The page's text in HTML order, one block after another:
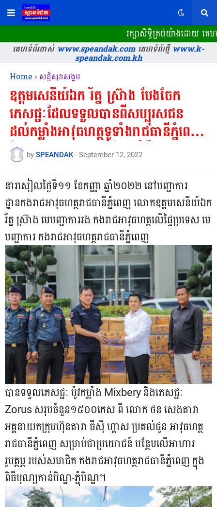
រក្សាសិទ្ធិគ្រប់យ៉ាងដោយ គេ
គេហទំព័រចាស់www.speandak.comគេហទំព័រថ្មីwww.k-
speandak.com.kh
Home សន្តិសុខសង្គម
ឧត្តមសេនីយ៍ឯក រ័ត្ន ស្រ៊ាង បែងចែក
ភេសជ្ជៈដែលទទួលបានពីសប្បុរសជន
ដល់កម្លាំងអាវុធហត្ថទូទាំងរាជធានីភ្នំពេញ
និងក្រុមការងារសង្កាត់ព្រែកកំពឹស
ដើម្បីយកទៅប្រើក្នុងឱកាសពិធីបុណ្យកាន់
បិណ្ឌ-ភ្ជុំបិណ្ឌ!
by SPEANDAK - September 12, 2022
នារសៀលថ្ងៃទី១១ ខែកញ្ញា ឆ្នាំ២០២២ នៅបញ្ជាការ
ដ្ឋានកងរាជអាវុធហត្ថរាជធានីភ្នំពេញ លោកឧត្តមសេនីយ៍ឯក
រ័ត្ន ស្រ៊ាង មេបញ្ជាការរង កងរាជអាវុធហត្ថលើផ្ទៃប្រទេស មេ
បញ្ជាការ កងរាជអាវុធហត្ថរាជធានីភ្នំពេញ
បានទទួលភេសជ្ជៈ ប៉ូវកម្លាំង Mixbery និងភេសជ្ជៈ
Zorus សរុបចំនួន១៥០០កេស ពី លោក ថន សេងតារា
អគ្គនាយកក្រុមហ៊ុនតារា ធីស៊ី ហ្គាស ប្រគល់ជូន អាវុធហត្ថ
រាជធានីភ្នំពេញ សម្រាប់ជាប្រយោជន៍ បន្ថែមលើអាហារ
រូបត្ថម្ភ របស់សមាជិក កងរាជអាវុធហត្ថរាជធានីភ្នំពេញ ក្នុង
ពិធីបុណ្យកាន់បិណ្ឌ-ភ្ជុំបិណ្ឌ។